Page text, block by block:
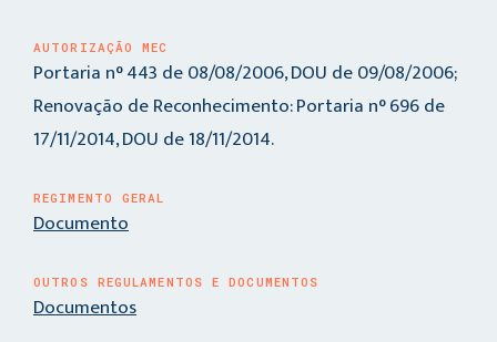
AUTORIZAÇÃO MEC
Portaria n° 443 de 08/08/2006, DOU de 09/08/2006;
Renovação de Reconhecimento: Portaria n° 696 de
17/11/2014, DOU de 18/11/2014.
REGIMENTO GERAL
Documento
OUTROS REGULAMENTOS E DOCUMENTOS
Documentos